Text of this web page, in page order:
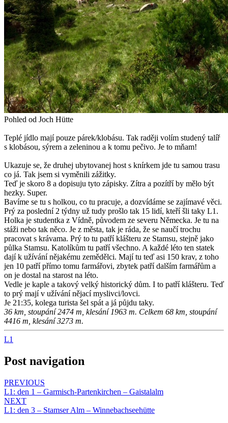
Pohled od Joch Hütte
Teplé jídlo mají pouze párek/klobásu. Tak raději volím studený talíř
s klobásou, sýrem a zeleninou a k tomu pečivo. Je to mňam!
Ukazuje se, že druhej ubytovanej host s knírkem jde tu samou trasu
co já. Tak jsem si vyměnili zážitky.
Teď je skoro 8 a dopisuju tyto zápisky. Zítra a pozítří by mělo být
hezky. Super.
Bavíme se tu s holkou, co tu pracuje, a dozvídáme se zajímavé věci.
Prý za poslední 2 týdny už tudy prošlo tak 15 lidí, kteří šli taky L1.
Holka je studentka z Vídně, původem ze severu Německa. Je tu na
stáži nebo tak něco. Je z města, tak je ráda, že se naučí trochu
pracovat s krávama. Prý to tu patří klášteru ze Stamsu, stejně jako
půlka Stamsu. Katolíkům tu patří všechno. A každé léto ten statek
dají k užívání nějakému zemědělci. Mají tu teď asi 150 krav, z toho
jen 10 patří přímo tomu farmářovi, zbytek patří dalším farmářům a
on je dostal na starost na léto.
Vedle je kaple a takový velký historický dům. I to patří klášteru. Teď
to prý mají v užívání nějací myslivci/lovci.
Je 21:35, kolega turista šel spát a já půjdu taky.
36 km, stoupání 2474 m, klesání 1963 m. Celkem 68 km, stoupání
4416 m, klesání 3273 m.
L1
Post navigation
PREVIOUS
L1: den 1 – Garmisch-Partenkirchen – Gaistalalm
NEXT
L1: den 3 – Stamser Alm – Winnebachseehütte